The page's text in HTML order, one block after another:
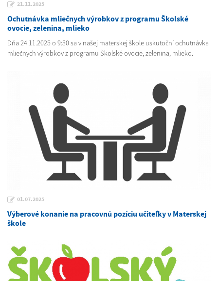
21.11.2025
Ochutnávka mliečnych výrobkov z programu Školské
ovocie, zelenina, mlieko
Dňa 24.11.2025 o 9:30 sa v našej materskej škole uskutoční ochutnávka
mliečnych výrobkov z programu Školské ovocie, zelenina, mlieko.
01.07.2025
Výberové konanie na pracovnú pozíciu učiteľky v Materskej
škole